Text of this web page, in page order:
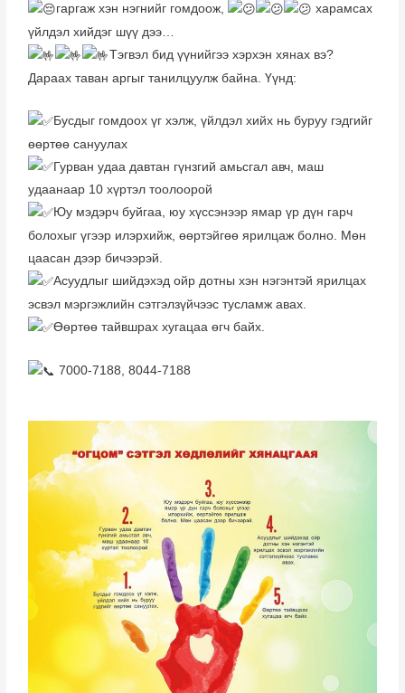
гаргаж хэн нэгнийг гомдоож,
харамсах
үйлдэл хийдэг шүү дээ…
Тэгвэл бид үүнийгээ хэрхэн хянах вэ?
Дараах таван аргыг танилцуулж байна. Үүнд:
Бусдыг гомдоох үг хэлж, үйлдэл хийх нь буруу гэдгийг
өөртөө сануулах
Гурван удаа давтан гүнзгий амьсгал авч, маш
удаанаар 10 хүртэл тоолоорой
Юу мэдэрч буйгаа, юу хүссэнээр ямар үр дүн гарч
болохыг үгээр илэрхийж, өөртэйгөө ярилцаж болно. Мөн
цаасан дээр бичээрэй.
Асуудлыг шийдэхэд ойр дотны хэн нэгэнтэй ярилцах
эсвэл мэргэжлийн сэтгэлзүйчээс тусламж авах.
Өөртөө тайвшрах хугацаа өгч байх.
7000-7188, 8044-7188